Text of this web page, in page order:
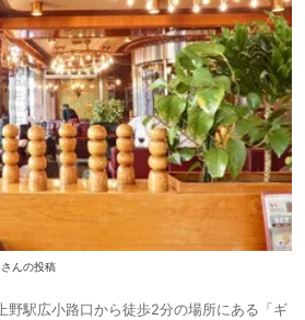
んの投稿
野駅広小路口から徒歩2分の場所にある「ギ